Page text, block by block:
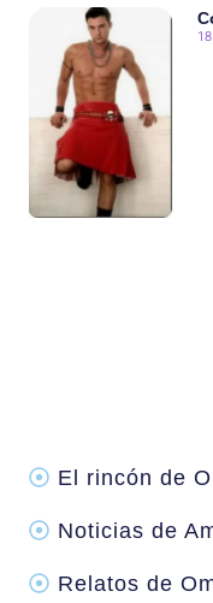
El rincón de
Noticias de
Relatos de